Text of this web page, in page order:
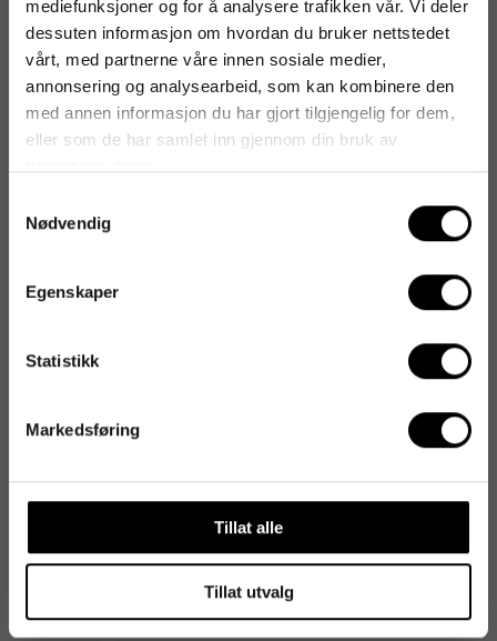
mediefunksjoner og for å analysere trafikken vår. Vi deler
dessuten informasjon om hvordan du bruker nettstedet
vårt, med partnerne våre innen sosiale medier,
annonsering og analysearbeid, som kan kombinere den
med annen informasjon du har gjort tilgjengelig for dem,
eller som de har samlet inn gjennom din bruk av
Nødvendig
Egenskaper
Statistikk
Markedsføring
Tillat alle
Tillat utvalg
Artikkelnummer: 53042
Originalnummer: 5501933
EAN:
4046719170319
Produktspesifikasjoner
Bredde
Tapedispenser SCOTCH C-38 for 33m tape
1-2 dager 73kr